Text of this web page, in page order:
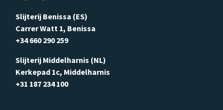
Slijterij Benissa (ES)
Carrer Watt 1, Benissa
+34 660 290 259
Slijterij Middelharnis (NL)
Kerkepad 1c, Middelharnis
+31 187 234 100